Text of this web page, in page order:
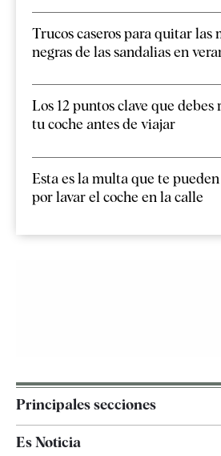
Trucos caseros para quitar las
negras de las sandalias en
Los 12 puntos clave que debes
tu coche antes de viajar
Esta es la multa que te
por lavar el coche en la calle
Principales secciones
Es Noticia